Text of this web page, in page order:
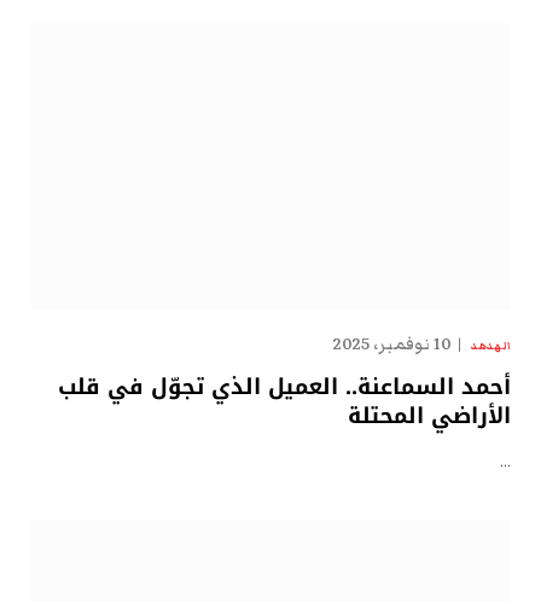
الهدهد 10 نوفمبر، 2025
أحمد السماعنة.. العميل الذي تجوّل في قلب
الأراضي المحتلة
…